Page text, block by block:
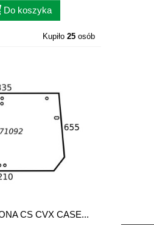
Do koszyka
Kupiło 25osób
CS CVX CASE...